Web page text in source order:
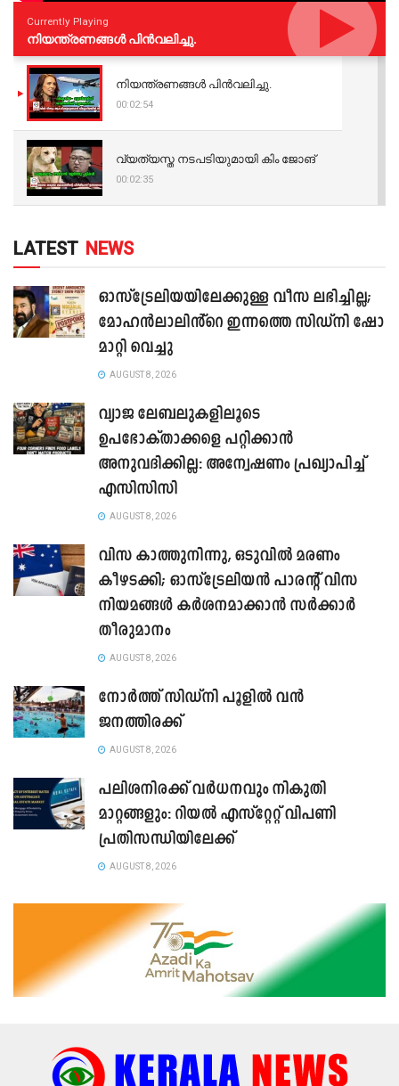
Currently Playing
നിയന്ത്രണങ്ങള്‍ പിന്‍വലിച്ചു.
നിയന്ത്രണങ്ങള്‍ പിന്‍വലിച്ചു.
00:02:54
വ്യത്യസ്ത നടപടിയുമായി കിം ജോങ്
00:02:35
LATEST NEWS
ഓസ്‌ട്രേലിയയിലേക്കുള്ള വീസ ലഭിച്ചില്ല;
മോഹൻലാലിൻ്റെ ഇന്നത്തെ സിഡ്നി ഷോ
മാറ്റി വെച്ചു
AUGUST 8, 2026
വ്യാജ ലേബലുകളിലൂടെ
ഉപഭോക്താക്കളെ പറ്റിക്കാൻ
അനുവദിക്കില്ല: അന്വേഷണം പ്രഖ്യാപിച്ച്
എസിസിസി
AUGUST 8, 2026
വിസ കാത്തുനിന്നു, ഒടുവിൽ മരണം
കീഴടക്കി; ഓസ്‌ട്രേലിയൻ പാരന്റ് വിസ
നിയമങ്ങൾ കർശനമാക്കാൻ സർക്കാർ
തീരുമാനം
AUGUST 8, 2026
നോർത്ത് സിഡ്നി പൂളിൽ വൻ
ജനത്തിരക്ക്
AUGUST 8, 2026
പലിശനിരക്ക് വർധനവും നികുതി
മാറ്റങ്ങളും: റിയൽ എസ്റ്റേറ്റ് വിപണി
പ്രതിസന്ധിയിലേക്ക്
AUGUST 8, 2026